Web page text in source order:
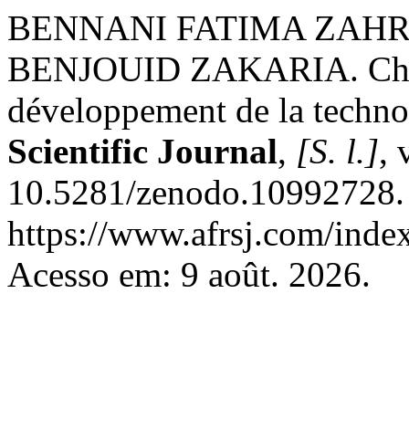
BENNANI FATIMA
BENJOUID ZAKARIA.
développement de la
Scientific Journal, [S. l.],
10.5281/
https://www.afrsj.com/
Acesso em: 9 août. 2026.